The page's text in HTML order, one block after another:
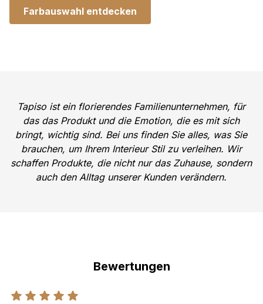
Farbauswahl entdecken
Tapiso ist ein florierendes Familienunternehmen, für
das das Produkt und die Emotion, die es mit sich
bringt, wichtig sind. Bei uns finden Sie alles, was Sie
brauchen, um Ihrem Interieur Stil zu verleihen. Wir
schaffen Produkte, die nicht nur das Zuhause, sondern
auch den Alltag unserer Kunden verändern.
Bewertungen